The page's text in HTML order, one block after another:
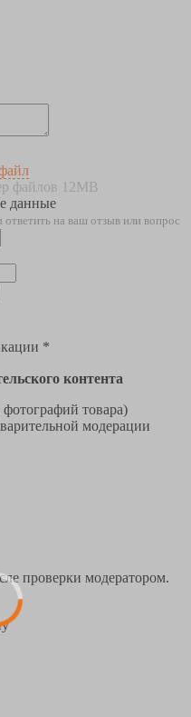
файлов 12MB
данные
на ваш отзыв или вопрос
*
контента
товара)
модерации
проверки модератором.